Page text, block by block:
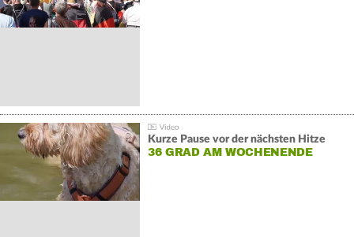
Kurze Pause vor der nächsten Hitze
36 GRAD AM WOCHENENDE